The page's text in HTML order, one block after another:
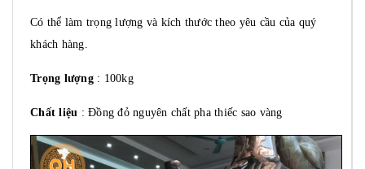
Có thể làm trọng lượng và kích thước theo yêu cầu của quý
khách hàng.
Trọng lượng : 100kg
Chất liệu : Đồng đỏ nguyên chất pha thiếc sao vàng